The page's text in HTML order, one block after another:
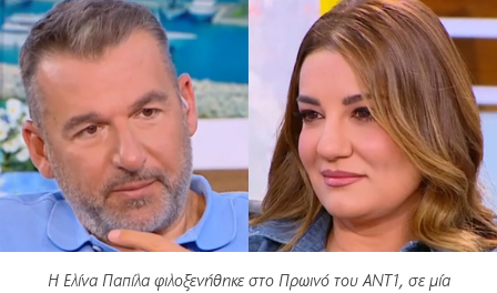
Η Ελίνα Παπίλα φιλοξενήθηκε στο Πρωινό του ΑΝΤ1, σε μία